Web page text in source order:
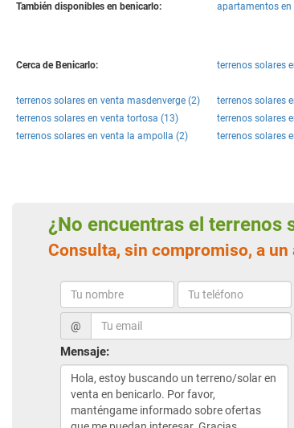
También disponibles en benicarlo: apartamentos
Cerca de Benicarlo: terrenos solares
terrenos solares en venta masdenverge (2)
terrenos solares
terrenos solares en venta tortosa (13)
terrenos solares
terrenos solares en venta la ampolla (2)
terrenos solares
¿No encuentras el
Consulta, sin compromiso, a
@
Mensaje: